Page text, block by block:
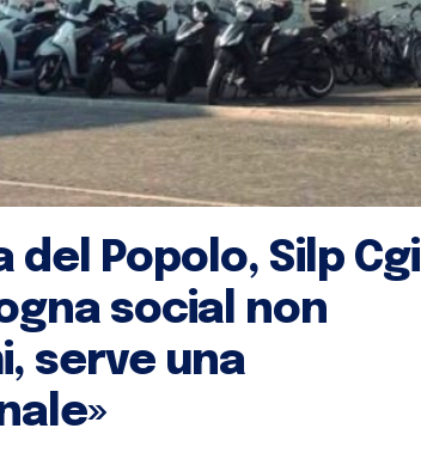
Popolo, Silp Cgil
social non
serve una